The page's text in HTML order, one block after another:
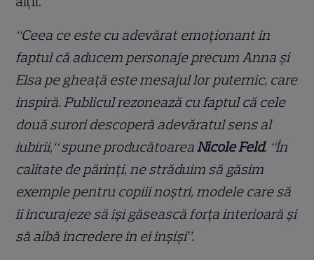
“Ceea ce este cu adevărat emoționant în
faptul că aducem personaje precum Anna și
Elsa pe gheață este mesajul lor puternic, care
inspiră. Publicul rezonează cu faptul că cele
două surori descoperă adevăratul sens al
iubirii,“ spune producătoareaNicole Feld. “În
calitate de părinți, ne străduim să găsim
exemple pentru copiii noștri, modele care să
îi încurajeze să își găsească forța interioară și
să aibă încredere în ei înșiși”.